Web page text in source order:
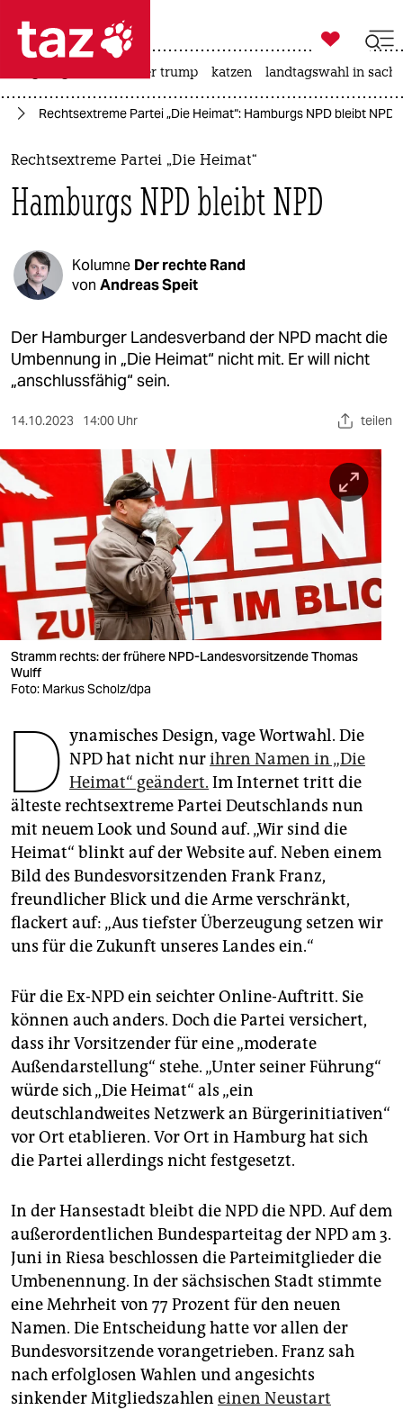
 taz zahl ich
taz zahl ich
themen
politik
öko
gesellschaft
kultur
sport
nord
wahrheit
verlag
verlag
veranstaltungen
shop
fragen & hilfe
genossenschaft
epaper login

taz zahl ich
usa unter trump katzen landtagswahl in
Rechtsextreme Partei „Die Heimat“: Hamburgs NPD bleibt NPD
Rechtsextreme Partei „Die Heimat“
Hamburgs NPD bleibt NPD
Kolumne Der rechte Rand
von Andreas Speit
Der Hamburger Landesverband der NPD macht die
Umbennung in „Die Heimat“ nicht mit. Er will nicht
„anschlussfähig“ sein.
14.10.2023 14:00 Uhr teilen
Stramm rechts: der frühere NPD-Landesvorsitzende Thomas
Wulff
Foto: Markus Scholz/dpa
D ynamisches Design, vage Wortwahl. Die
NPD hat nicht nurihren Namen in „Die
Heimat“ geändert. Im Internet tritt die
älteste rechtsextreme Partei Deutschlands nun
mit neuem Look und Sound auf. „Wir sind die
Heimat“ blinkt auf der Website auf. Neben einem
Bild des Bundesvorsitzenden Frank Franz,
freundlicher Blick und die Arme verschränkt,
flackert auf: „Aus tiefster Überzeugung setzen wir
uns für die Zukunft unseres Landes ein.“
Für die Ex-NPD ein seichter Online-Auftritt. Sie
können auch anders. Doch die Partei versichert,
dass ihr Vorsitzender für eine „moderate
Außendarstellung“ stehe. „Unter seiner Führung“
würde sich „Die Heimat“ als „ein
deutschlandweites Netzwerk an Bürgerinitiativen“
vor Ort etablieren. Vor Ort in Hamburg hat sich
die Partei allerdings nicht festgesetzt.
In der Hansestadt bleibt die NPD die NPD. Auf dem
außerordentlichen Bundesparteitag der NPD am 3.
Juni in Riesa beschlossen die Parteimitglieder die
Umbenennung. In der sächsischen Stadt stimmte
eine Mehrheit von 77 Prozent für den neuen
Namen. Die Entscheidung hatte vor allen der
Bundesvorsitzende vorangetrieben. Franz sah
nach erfolglosen Wahlen und angesichts
sinkender Mitgliedszahlen einen Neustart